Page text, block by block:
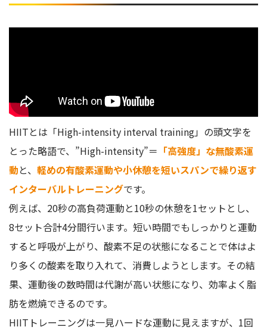
HIITはエアロバイクでも大丈夫？
HIITトレーニングは短い時間でOK！普段の生活に取り入れ
てみよう
HIITとは「High-intensity interval training」の頭文字を
とった略語で、”High-intensity”＝ 「高強度」な無酸素運
動と、 軽めの有酸素運動や小休憩を短いスパンで繰り返す
インターバルトレーニングです。
例えば、20秒の高負荷運動と10秒の休憩を1セットとし、
8セット合計4分間行います。短い時間でもしっかりと運動
すると呼吸が上がり、酸素不足の状態になることで体はよ
り多くの酸素を取り入れて、消費しようとします。その結
果、運動後の数時間は代謝が高い状態になり、効率よく脂
肪を燃焼できるのです。
HIITトレーニングは一見ハードな運動に見えますが、1回